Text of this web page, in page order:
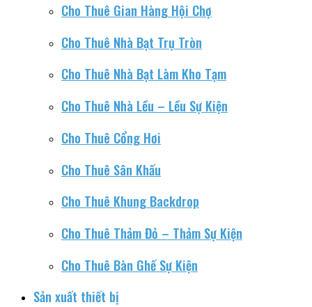
Cho Thuê Gian Hàng Hội Chợ
Cho Thuê Nhà Bạt Trụ Tròn
Cho Thuê Nhà Bạt Làm Kho Tạm
Cho Thuê Nhà Lều – Lều Sự Kiện
Cho Thuê Cổng Hơi
Cho Thuê Sân Khấu
Cho Thuê Khung Backdrop
Cho Thuê Thảm Đỏ – Thảm Sự Kiện
Cho Thuê Bàn Ghế Sự Kiện
Sản xuất thiết bị